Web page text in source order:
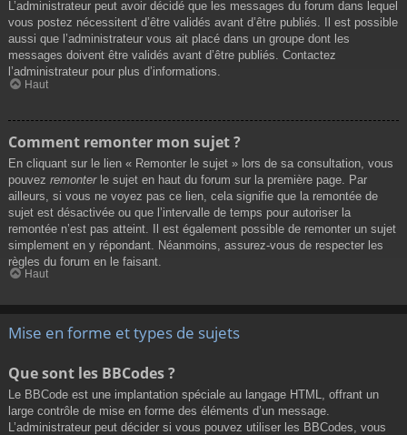
L’administrateur peut avoir décidé que les messages du forum dans lequel
vous postez nécessitent d’être validés avant d’être publiés. Il est possible
aussi que l’administrateur vous ait placé dans un groupe dont les
messages doivent être validés avant d’être publiés. Contactez
l’administrateur pour plus d’informations.
Haut
Comment remonter mon sujet ?
En cliquant sur le lien « Remonter le sujet » lors de sa consultation, vous
pouvez remonterle sujet en haut du forum sur la première page. Par
ailleurs, si vous ne voyez pas ce lien, cela signifie que la remontée de
sujet est désactivée ou que l’intervalle de temps pour autoriser la
remontée n’est pas atteint. Il est également possible de remonter un sujet
simplement en y répondant. Néanmoins, assurez-vous de respecter les
règles du forum en le faisant.
Haut
Mise en forme et types de sujets
Que sont les BBCodes ?
Le BBCode est une implantation spéciale au langage HTML, offrant un
large contrôle de mise en forme des éléments d’un message.
L’administrateur peut décider si vous pouvez utiliser les BBCodes, vous